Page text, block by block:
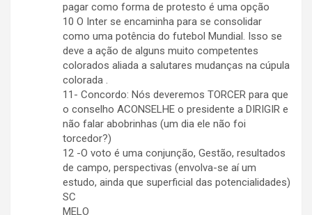
pagar como forma de protesto é uma opção
10 O Inter se encaminha para se consolidar
como uma potência do futebol Mundial. Isso se
deve a ação de alguns muito competentes
colorados aliada a salutares mudanças na cúpula
colorada .
11- Concordo: Nós deveremos TORCER para que
o conselho ACONSELHE o presidente a DIRIGIR e
não falar abobrinhas (um dia ele não foi
torcedor?)
12 -O voto é uma conjunção, Gestão, resultados
de campo, perspectivas (envolva-se aí um
estudo, ainda que superficial das potencialidades)
SC
MELO